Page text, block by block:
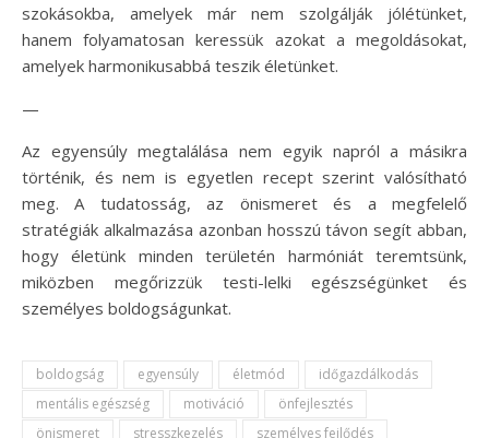
szokásokba, amelyek már nem szolgálják jólétünket,
hanem folyamatosan keressük azokat a megoldásokat,
amelyek harmonikusabbá teszik életünket.
—
Az egyensúly megtalálása nem egyik napról a másikra
történik, és nem is egyetlen recept szerint valósítható
meg. A tudatosság, az önismeret és a megfelelő
stratégiák alkalmazása azonban hosszú távon segít abban,
hogy életünk minden területén harmóniát teremtsünk,
miközben megőrizzük testi-lelki egészségünket és
személyes boldogságunkat.
boldogság egyensúly életmód
időgazdálkodás
mentális egészség
motiváció
önfejlesztés
önismeret
stresszkezelés személyes fejlődés